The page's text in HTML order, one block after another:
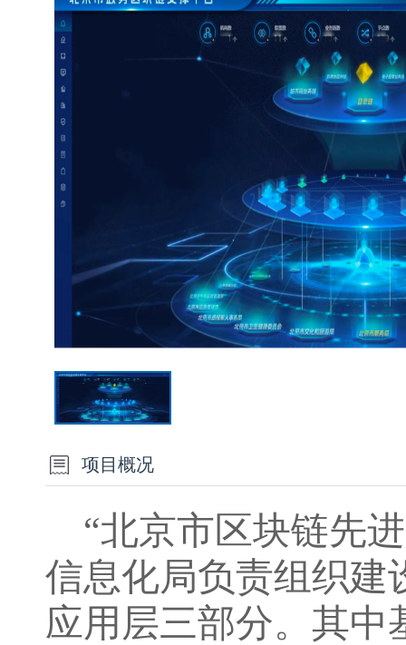
项目概况
“北京市区块链先
信息化局负责组织建
应用层三部分。其中